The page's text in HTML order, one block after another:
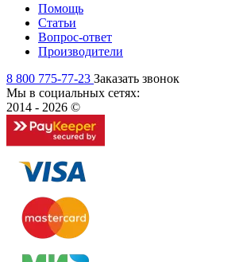
Помощь
Статьи
Вопрос-ответ
Производители
8 800 775-77-23 Заказать звонок
Мы в социальных сетях:
2014 - 2026 ©